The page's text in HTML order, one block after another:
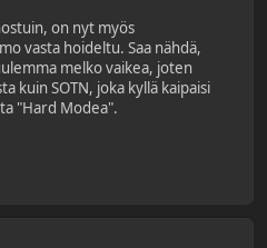
on nyt myös
vasta hoideltu. Saa nähdä,
melko vaikea, joten
kuin SOTN, joka kyllä kaipaisi
"Hard Modea".